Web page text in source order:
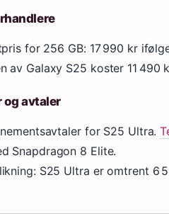
for 256 GB: 17 990 kr
av Galaxy S25 koster 11 490
og avtaler
for S25 Ultra.
Snapdragon 8 Elite.
S25 Ultra er omtrent 6